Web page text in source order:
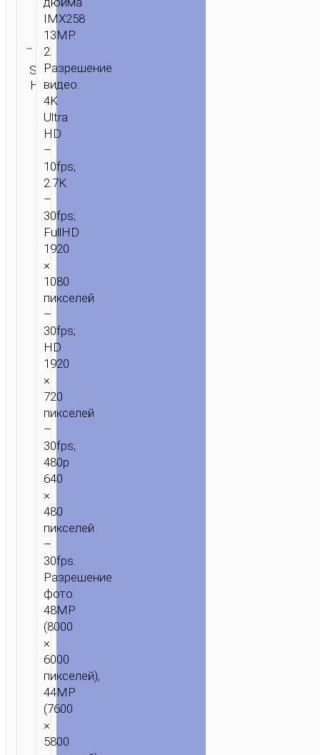
Очистить
SKU:
Н/Д
Категория:
Камеры
IMX258
13MP.
2.
Разрешение
видео:
4K
Ultra
HD
–
10fps;
2.7K
–
30fps;
FullHD
1920
×
1080
пикселей
–
30fps;
HD
1920
×
720
пикселей
–
30fps;
480p
640
×
480
пикселей
–
30fps.
Разрешение
фото:
48MP
(8000
×
6000
пикселей),
44MP
(7600
×
5800